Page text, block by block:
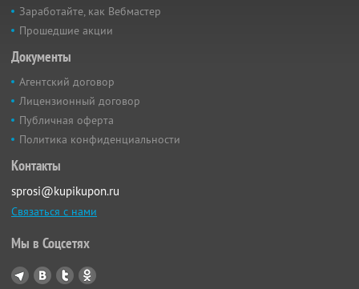
Заработайте, как Вебмастер
Прошедшие акции
Документы
Агентский договор
Лицензионный договор
Публичная оферта
Политика конфиденциальности
Контакты
sprosi@kupikupon.ru
Связаться с нами
Мы в Соцсетях